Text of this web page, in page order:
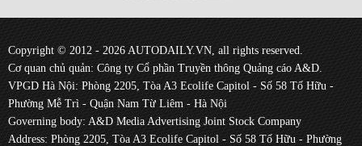
Copyright © 2012 - 2026 AUTODAILY.VN, all rights reserved.
Cơ quan chủ quản: Công ty Cổ phần Truyền thông Quảng cáo A&D.
VPGD Hà Nội: Phòng 2205, Tòa A3 Ecolife Capitol - Số 58 Tố Hữu -
Phường Mễ Trì - Quận Nam Từ Liêm - Hà Nội
Governing body: A&D Media Advertising Joint Stock Company
Address: Phòng 2205, Tòa A3 Ecolife Capitol - Số 58 Tố Hữu - Phường